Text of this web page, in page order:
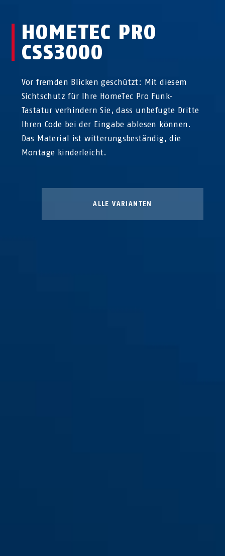
HOMETEC PRO
CSS3000
Vor fremden Blicken geschützt: Mit diesem
Sichtschutz für Ihre HomeTec Pro Funk-
Tastatur verhindern Sie, dass unbefugte Dritte
Ihren Code bei der Eingabe ablesen können.
Das Material ist witterungsbeständig, die
Montage kinderleicht.
ALLE VARIANTEN